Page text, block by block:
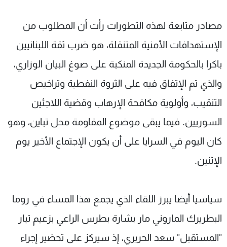
مصادر متابعة لهذه التطورات رأت أن المطلوب من
الإستهدافات الأمنية المتنقلة، هو ضرب ثقة اللبنانيين
باكرا بالحكومة الجديدة المنكبة على صوغ البيان الوزاري،
والذي تم الإتفاق فيه على الثروة النفطية وتراخيص
التنقيب، وأولوية مكافحة الإرهاب وقضية اللاجئين
السوريين. فيما يبقى موضوع المقاومة محل تباين، وهو
كان اليوم في السرايا على أن يكون الإجتماع الأخير يوم
الإثنين.
سياسيا أيضا يبرز اللقاء الذي يجمع هذا المساء في روما
البطريرك الماروني مار بشارة بطرس الراعي بزعيم تيار
"المستقبل" سعد الحريري، إذ سيركز على تحضير إجراء